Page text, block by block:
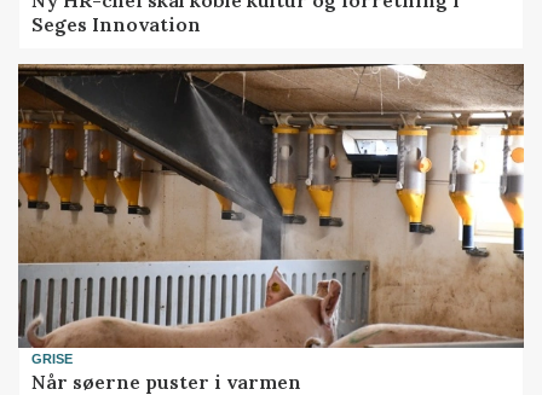
Seges Innovation
GRISE
Når søerne puster i varmen